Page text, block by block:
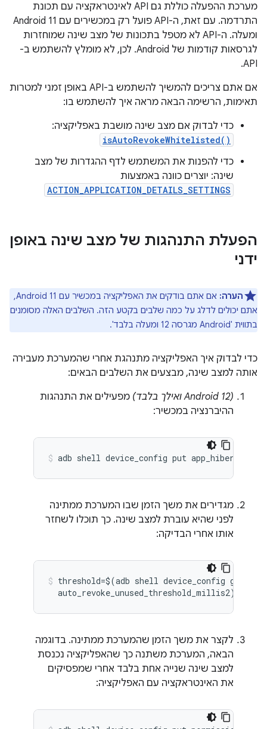
מערכת ההפעלה כוללת גם API לאינטראקציה עם תכונת
התרדמה. עם זאת, ה-API פועל רק במכשירים עם Android 11
ומעלה. ה-API לא מטפל בתכונות של מצב שינה שמוחזרות
לגרסאות קודמות של Android. לכן, לא מומלץ להשתמש ב-
API.
אם אתם צריכים להמשיך להשתמש ב-API באופן זמני למטרות
תאימות, הרשימה הבאה מראה איך להשתמש בו:
כדי לבדוק אם מצב שינה מושבת באפליקציה:
isAutoRevokeWhitelisted()
כדי להפנות את המשתמש לדף ההגדרות של מצב
שינה: יוצרים כוונה באמצעות
ACTION_APPLICATION_DETAILS_SETTINGS
הפעלת התנהגות של מצב שינה באופן
ידני
הערה:
אם אתם בודקים את האפליקציה במכשיר עם Android 11,
אתם יכולים לדלג על כמה שלבים בקטע הזה. השלבים האלה מסומנים
בתווית 'Android מגרסה 12 ומעלה בלבד'.
כדי לבדוק איך האפליקציה מתנהגת אחרי שהמערכת מעבירה
אותה למצב שינה, מבצעים את השלבים הבאים:
(Android 12 ואילך בלבד)
מפעילים את התנהגות
ההיברנציה במכשיר:
מגדירים את משך הזמן שבו המערכת ממתינה
לפני שהיא עוברת למצב שינה. כך תוכלו לשחזר
אותו אחרי הבדיקה:
threshold=$(adb shell device_config get
לקצר את משך הזמן שהמערכת ממתינה. בדוגמה
הבאה, המערכת משתנה כך שהאפליקציה נכנסת
למצב שינה שנייה אחת בלבד אחרי שמפסיקים
את האינטראקציה עם האפליקציה: